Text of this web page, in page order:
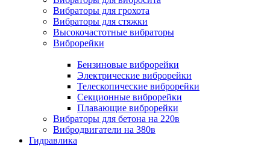
Вибраторы для грохота
Вибраторы для стяжки
Высокочастотные вибраторы
Виброрейки
Бензиновые виброрейки
Электрические виброрейки
Телескопические виброрейки
Секционные виброрейки
Плавающие виброрейки
Вибраторы для бетона на 220в
Вибродвигатели на 380в
Гидравлика